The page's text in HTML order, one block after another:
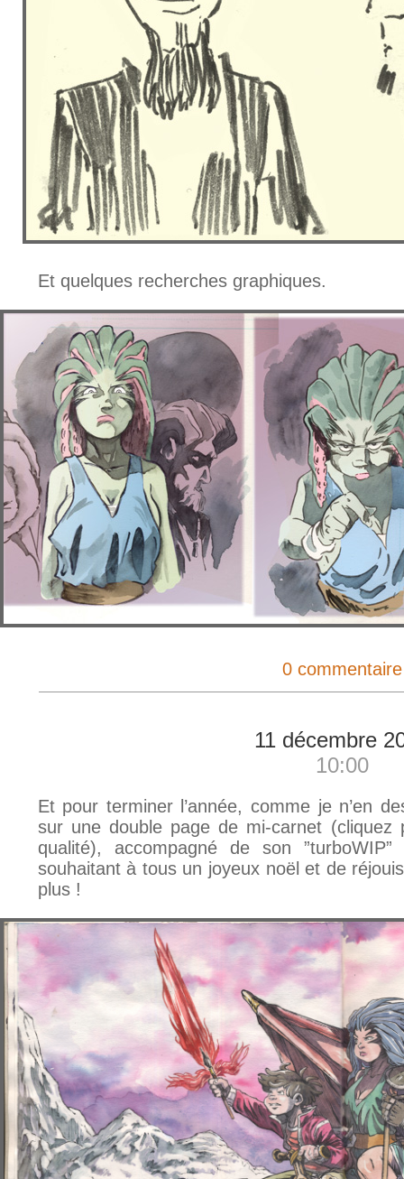
Et quelques recherches graphiques.
0 commentaire
11 décembre
10:00
Et pour terminer l’année, comme je n’en
sur une double page de mi-carnet (cliquez
qualité), accompagné de son
souhaitant à tous un joyeux noël et de
plus !